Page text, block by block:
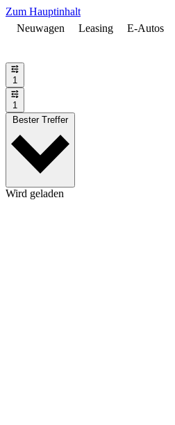
Zum Hauptinhalt
Neuwagen
Leasing E-Autos
1
1
Bester Treffer
Wird geladen